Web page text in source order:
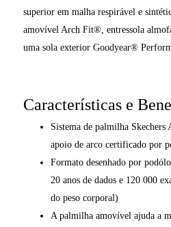
superior em malha respirável e
amovível Arch Fit®, entressola
uma sola exterior Goodyear®
Características e
Sistema de palmilha
apoio de arco certificado por
Formato desenhado por
20 anos de dados e 120 000
do peso corporal)
A palmilha amovível ajuda a